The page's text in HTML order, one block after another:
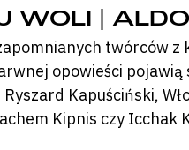
WOLI |
twórców
opowieści
Kapuściński,
Kipnis czy Icchak